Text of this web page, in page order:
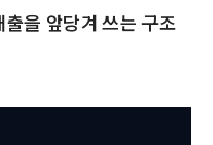
을 앞당겨 쓰는 구조